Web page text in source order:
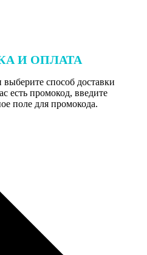
И ОПЛАТА
выберите способ доставки
есть промокод, введите
поле для промокода.